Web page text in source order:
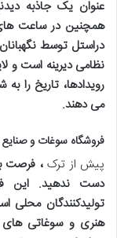
عنوان یک جاذبه
دراستل توسط
نظامی دیرینه است و
رویدادها، تاریخ را
می دهند.
فروشگاه سوغات و
پیش از ترک، فرصت
دست ندهید. این
تولیدکنندگان محلی
هنری و سوغاتی